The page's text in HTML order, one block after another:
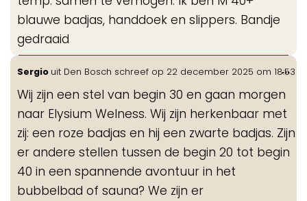
blauwe badjas, handdoek en slippers. Bandje
gedraaid
Sergio uit Den Bosch schreef op 22 december 2025 om 18:53
Wij zijn een stel van begin 30 en gaan morgen
naar Elysium Welness. Wij zijn herkenbaar met
zij: een roze badjas en hij een zwarte badjas. Zijn
er andere stellen tussen de begin 20 tot begin
40 in een spannende avontuur in het
bubbelbad of sauna? We zijn er
...